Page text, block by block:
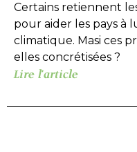
Certains retiennent
pour aider les pays
climatique. Masi ces
elles concrétisées ?
Lire l'article